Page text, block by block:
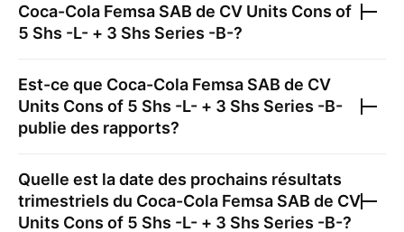
Coca-Cola Femsa SAB de CV Units Cons of
5 Shs -L- + 3 Shs Series -B-?
Est-ce que Coca-Cola Femsa SAB de CV
Units Cons of 5 Shs -L- + 3 Shs Series -B-
publie des rapports?
Quelle est la date des prochains résultats
trimestriels du Coca-Cola Femsa SAB de CV
Units Cons of 5 Shs -L- + 3 Shs Series -B-?